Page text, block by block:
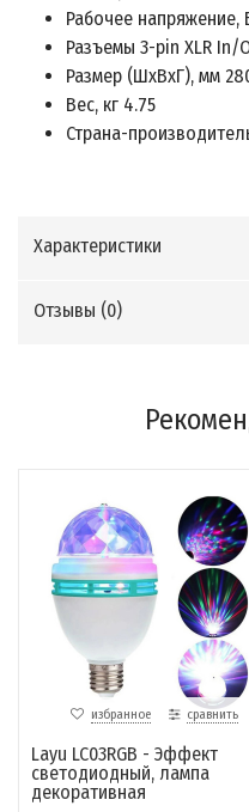
Рабочее напряжение,
Разъемы 3-pin XLR In/
Размер (ШхВхГ), мм
Вес, кг 4.75
Страна-
Характеристики
Отзывы (0)
избранное сравнить
Layu LC03RGB - Эффект
светодиодный, лампа
декоративная